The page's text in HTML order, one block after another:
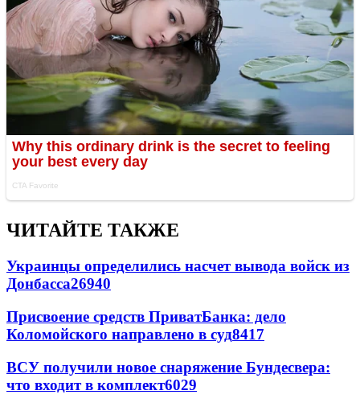
ЧИТАЙТЕ ТАКЖЕ
Украинцы определились насчет вывода войск из
Донбасса26940
Присвоение средств ПриватБанка: дело
Коломойского направлено в суд8417
ВСУ получили новое снаряжение Бундесвера:
что входит в комплект6029